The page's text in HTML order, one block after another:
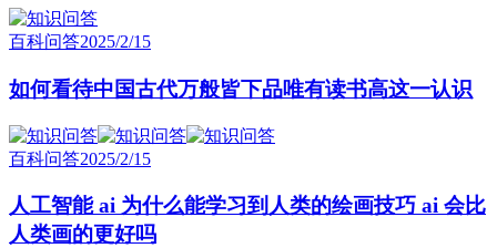
百科问答2025/2/15
如何看待中国古代万般皆下品唯有读书高这一认识
百科问答2025/2/15
人工智能 ai 为什么能学习到人类的绘画技巧 ai 会比
人类画的更好吗